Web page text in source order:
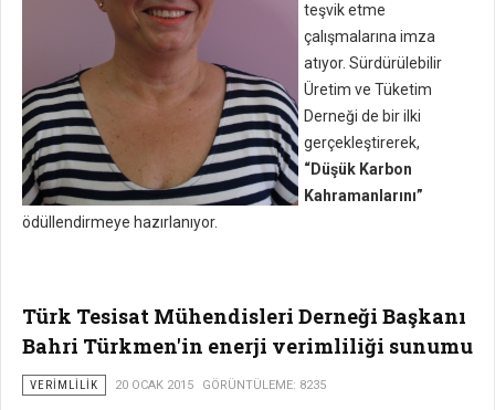
teşvik etme
çalışmalarına imza
atıyor. Sürdürülebilir
Üretim ve Tüketim
Derneği de bir ilki
gerçekleştirerek,
“Düşük Karbon
Kahramanlarını”
ödüllendirmeye hazırlanıyor.
Türk Tesisat Mühendisleri Derneği Başkanı
Bahri Türkmen'in enerji verimliliği sunumu
VERIMLILIK 20 OCAK 2015 GÖRÜNTÜLEME: 8235